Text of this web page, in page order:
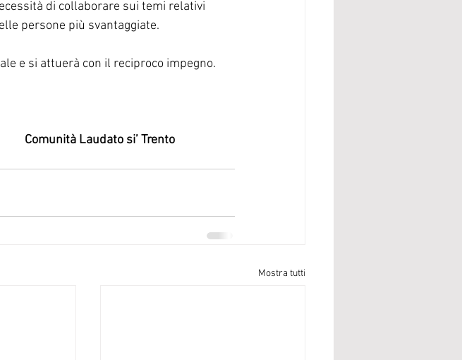
di collaborare sui temi relativi
persone più svantaggiate.
e si attuerà con il reciproco impegno.
Comunità Laudato si’ Trento
Mostra tutti